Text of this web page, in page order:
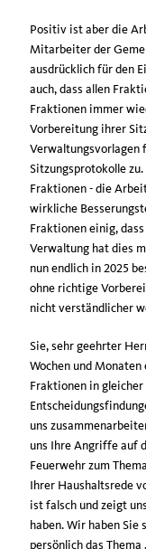
Positiv ist aber die
Mitarbeiter der
ausdrücklich für den
auch, dass allen
Fraktionen immer
Vorbereitung ihrer
Verwaltungsvorlagen
Sitzungsprotokolle
Fraktionen - die
wirkliche
Fraktionen einig,
Verwaltung hat dies
nun endlich in 2025
ohne richtige
nicht verständlicher
Sie, sehr geehrter
Wochen und Monaten
Fraktionen in
uns
uns Ihre Angriffe auf
Feuerwehr zum
Ihrer Haushaltsrede
ist falsch und zeigt
haben. Wir haben Sie
persönlich das